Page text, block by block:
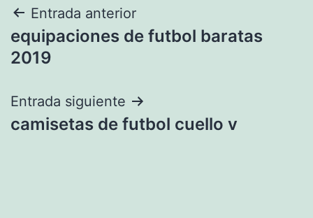
Navegación
de
Entrada anterior
equipaciones de futbol baratas
2019
Entrada siguiente
camisetas de futbol cuello v